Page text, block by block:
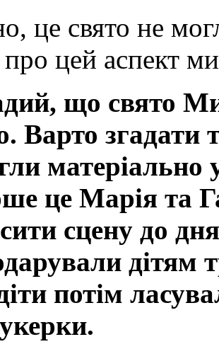
це свято не
цей аспект
що свято
Варто згадати
матеріально у
це Марія та
сцену до
дітям
потім